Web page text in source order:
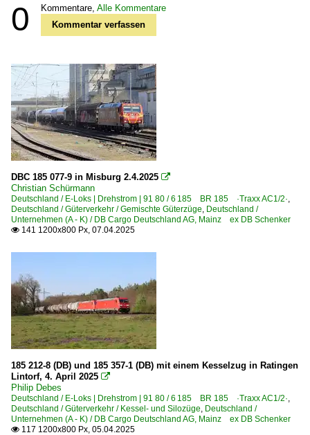
0 Kommentare, Alle Kommentare
Kommentar verfassen
DBC 185 077-9 in Misburg 2.4.2025 
Christian Schürmann
Deutschland / E-Loks | Drehstrom | 91 80 / 6 185 BR 185 ·Traxx AC1/2·,
Deutschland / Güterverkehr / Gemischte Güterzüge, Deutschland /
Unternehmen (A - K) / DB Cargo Deutschland AG, Mainz ex DB Schenker
 141 1200x800 Px, 07.04.2025
185 212-8 (DB) und 185 357-1 (DB) mit einem Kesselzug in Ratingen
Lintorf, 4. April 2025 
Philip Debes
Deutschland / E-Loks | Drehstrom | 91 80 / 6 185 BR 185 ·Traxx AC1/2·,
Deutschland / Güterverkehr / Kessel- und Silozüge, Deutschland /
Unternehmen (A - K) / DB Cargo Deutschland AG, Mainz ex DB Schenker
 117 1200x800 Px, 05.04.2025